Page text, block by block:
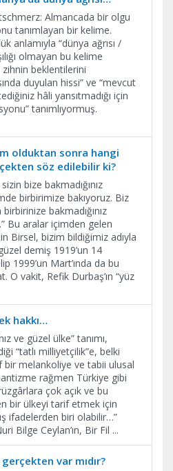
Almancada bir olgu
tanımlayan bir kelime.
anlamıyla “dünya ağrısı /
olmayan bu kelime
beklentilerini
duyulan hissi” ve “mevcut
hâli yansıtmadığı için
tanımlıyormuş.
olduktan sonra hangi
söz edilebilir ki?
bize bakmadığınız
birbirimize bakıyoruz. Biz
birbirinize bakmadığınız
Bu aralar içimden gelen
Birsel, bizim bildiğimiz adıyla
demiş 1919’un 14
1999’un Mart’ında da bu
O vakit, Refik Durbaş’ın “yüz
hakkı…
ve güzel ülke” tanımı,
“tatlı milliyetçilik”e, belki
bir melankoliye ve tabii ulusal
rağmen Türkiye gibi
çok açık ve bu
bir ülkeyi tarif etmek için
ifadelerden biri olabilir…”
Bilge Ceylan’ın, Bir Fil ...
gerçekten var mıdır?